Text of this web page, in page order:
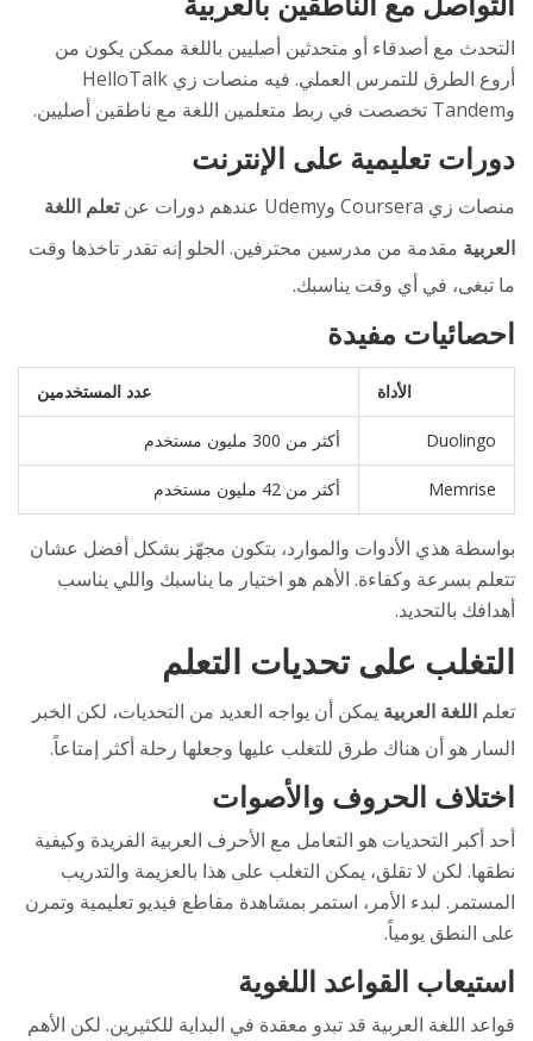
التحدث مع أصدقاء أو متحدثين أصليين باللغة ممكن يكون من
أروع الطرق للتمرس العملي. فيه منصات زي HelloTalk
وTandem تخصصت في ربط متعلمين اللغة مع ناطقين أصليين.
دورات تعليمية على الإنترنت
منصات زي Coursera وUdemy عندهم دورات عن
تعلم اللغة
العربية مقدمة من مدرسين محترفين. الحلو إنه تقدر تاخذها وقت
ما تبغى، في أي وقت يناسبك.
احصائيات مفيدة
الأداة عدد المستخدمين
Duolingo أكثر من 300 مليون مستخدم
Memrise أكثر من 42 مليون مستخدم
بواسطة هذي الأدوات والموارد، بتكون مجهّز بشكل أفضل عشان
تتعلم بسرعة وكفاءة. الأهم هو اختيار ما يناسبك واللي يناسب
أهدافك بالتحديد.
التغلب على تحديات التعلم
تعلم اللغة العربية يمكن أن يواجه العديد من التحديات، لكن الخبر
السار هو أن هناك طرق للتغلب عليها وجعلها رحلة أكثر إمتاعاً.
اختلاف الحروف والأصوات
أحد أكبر التحديات هو التعامل مع الأحرف العربية الفريدة وكيفية
نطقها. لكن لا تقلق، يمكن التغلب على هذا بالعزيمة والتدريب
المستمر. لبدء الأمر، استمر بمشاهدة مقاطع فيديو تعليمية وتمرن
على النطق يومياً.
استيعاب القواعد اللغوية
قواعد اللغة العربية قد تبدو معقدة في البداية للكثيرين. لكن الأهم